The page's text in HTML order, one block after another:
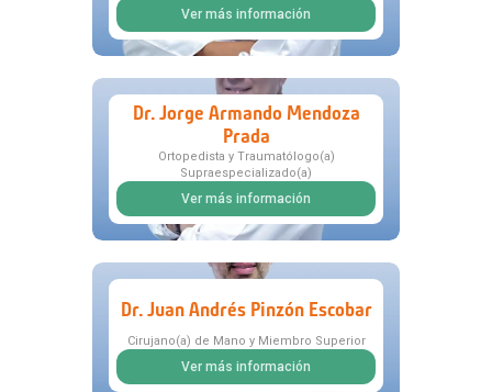
Ver más información
Dr. Jorge Armando Mendoza
Prada
Ortopedista y Traumatólogo(a)
Supraespecializado(a)
Ver más información
Dr. Juan Andrés Pinzón Escobar
Cirujano(a) de Mano y Miembro Superior
Ver más información